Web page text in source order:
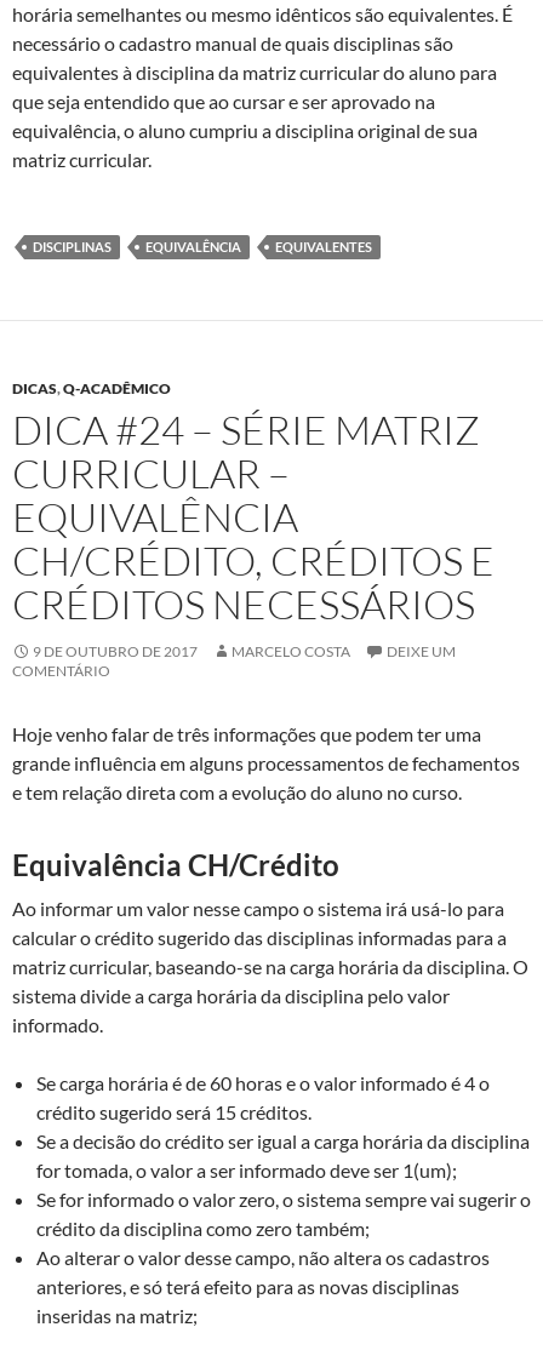
horária semelhantes ou mesmo idênticos são equivalentes. É
necessário o cadastro manual de quais disciplinas são
equivalentes à disciplina da matriz curricular do aluno para
que seja entendido que ao cursar e ser aprovado na
equivalência, o aluno cumpriu a disciplina original de sua
matriz curricular.
DISCIPLINAS EQUIVALÊNCIA EQUIVALENTES
DICAS,Q-ACADÊMICO
DICA #24 – SÉRIE MATRIZ
CURRICULAR –
EQUIVALÊNCIA
CH/CRÉDITO, CRÉDITOS E
CRÉDITOS NECESSÁRIOS
9 DE OUTUBRO DE 2017 MARCELO COSTA
DEIXE UM
COMENTÁRIO
Hoje venho falar de três informações que podem ter uma
grande influência em alguns processamentos de fechamentos
e tem relação direta com a evolução do aluno no curso.
Equivalência CH/Crédito
Ao informar um valor nesse campo o sistema irá usá-lo para
calcular o crédito sugerido das disciplinas informadas para a
matriz curricular, baseando-se na carga horária da disciplina. O
sistema divide a carga horária da disciplina pelo valor
informado.
Se carga horária é de 60 horas e o valor informado é 4 o
crédito sugerido será 15 créditos.
Se a decisão do crédito ser igual a carga horária da disciplina
for tomada, o valor a ser informado deve ser 1(um);
Se for informado o valor zero, o sistema sempre vai sugerir o
crédito da disciplina como zero também;
Ao alterar o valor desse campo, não altera os cadastros
anteriores, e só terá efeito para as novas disciplinas
inseridas na matriz;